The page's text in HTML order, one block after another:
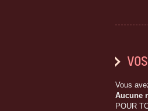
VOS
Vous
Aucune
POUR